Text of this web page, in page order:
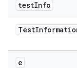
testInfo
Test
e